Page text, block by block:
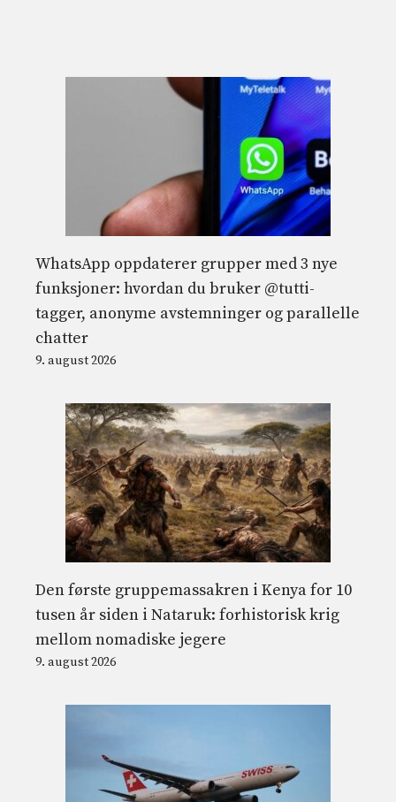
WhatsApp oppdaterer grupper med 3 nye
funksjoner: hvordan du bruker @tutti-
tagger, anonyme avstemninger og parallelle
chatter
9. august 2026
Den første gruppemassakren i Kenya for 10
tusen år siden i Nataruk: forhistorisk krig
mellom nomadiske jegere
9. august 2026